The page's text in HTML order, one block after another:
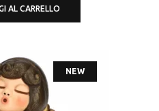
AL CARRELLO
NEW